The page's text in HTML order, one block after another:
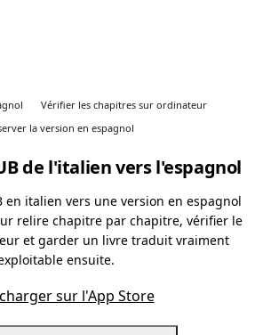
Vérifier les chapitres sur ordinateur
la version en espagnol
de l'italien vers l'espagnol
en italien vers une version en espagnol
relire chapitre par chapitre, vérifier le
et garder un livre traduit vraiment
ensuite.
sur l'App Store